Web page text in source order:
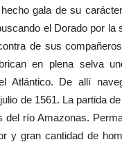
gala de su
el Dorado por la
de sus
en plena selva
Atlántico. De allí
de 1561. La partida
del río Amazonas.
y gran cantidad de